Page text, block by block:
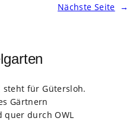
Nächste Seite →
für Gütersloh.
Gärtnern
quer durch OWL